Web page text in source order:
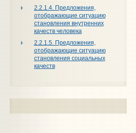
2.2.1.4. Предложения,
отображающие ситуацию
становления внутренних
качеств человека
2.2.1.5. Предложения,
отображающие ситуацию
становления социальных
качеств